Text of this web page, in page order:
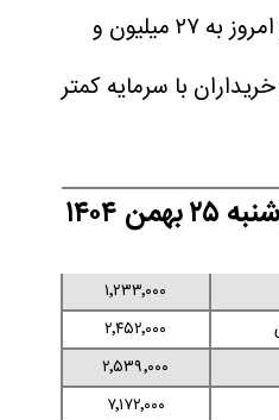
و فروش شد. سکه گرمی نیز امروز به ۲۷ میلیون و
خریداران با سرمایه کمتر
۱۴۰۴
۱٬۲۳۳٬۰۰۰
۲٬۴۵۲٬۰۰۰
۲٬۵۳۹٬۰۰۰
۷٬۱۷۲٬۰۰۰